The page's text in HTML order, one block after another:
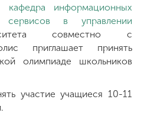
кафедра информационных
в управлении
совместно с
приглашает принять
олимпиаде школьников
участие учащиеся 10-11